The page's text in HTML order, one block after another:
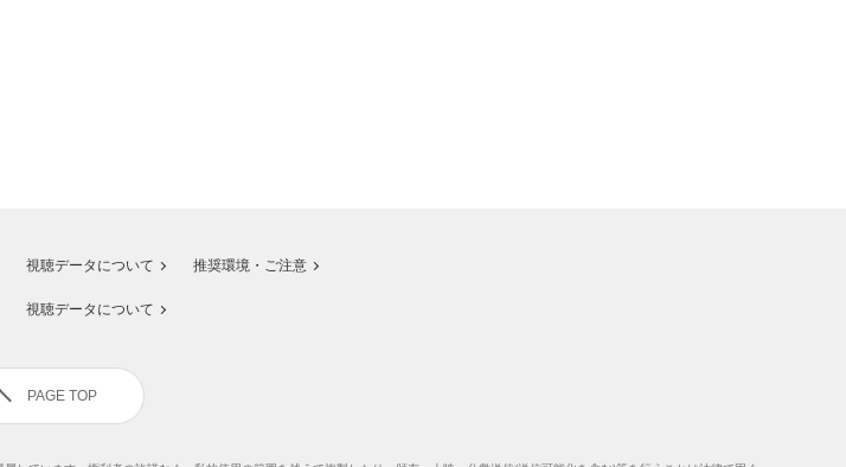
視聴データについて 推奨環境・ご注意
視聴データについて